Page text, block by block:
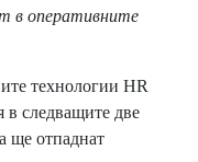
в оперативните
технологии HR
в следващите две
ще отпаднат